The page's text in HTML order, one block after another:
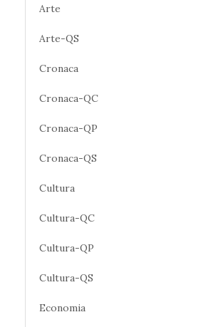
Arte
Arte-QS
Cronaca
Cronaca-QC
Cronaca-QP
Cronaca-QS
Cultura
Cultura-QC
Cultura-QP
Cultura-QS
Economia